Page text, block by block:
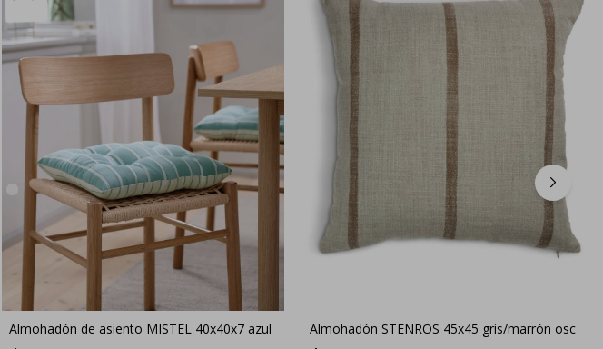
Almohadón de asiento MISTEL 40x40x7 azul Almohadón STENROS 45x45 gris/marrón osc